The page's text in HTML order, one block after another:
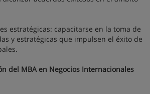
estratégicas: capacitarse en la toma de
y estratégicas que impulsen el éxito de
del MBA en Negocios Internacionales